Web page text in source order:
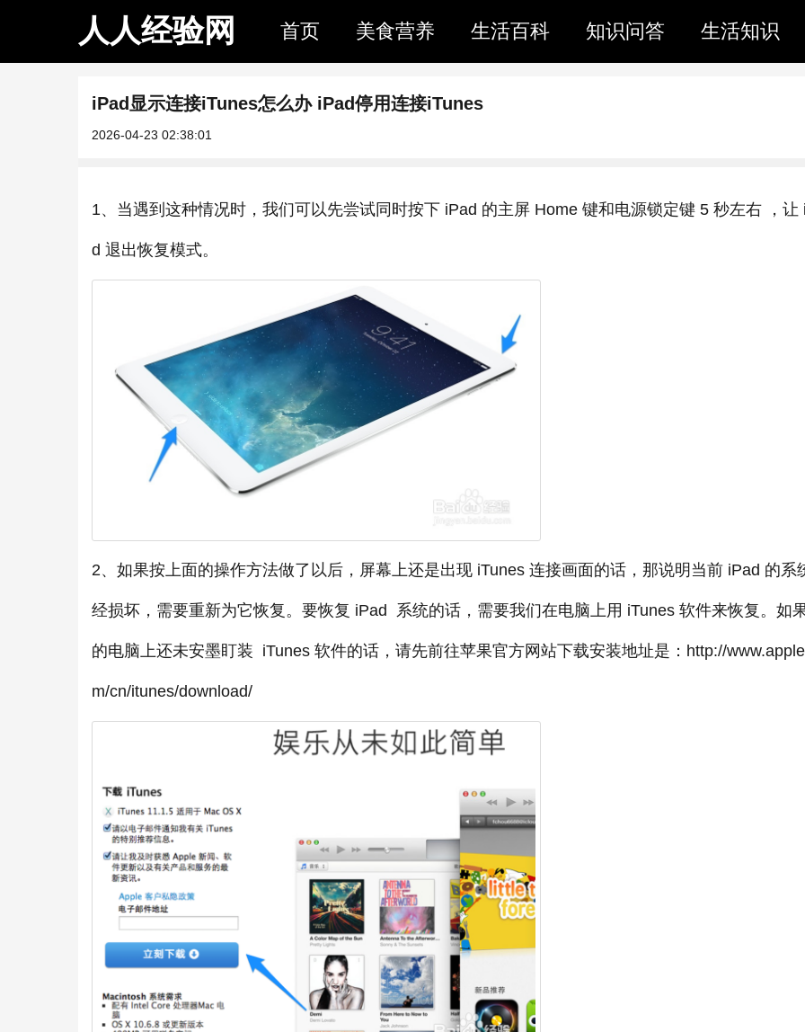
人人经验网 首页 美食营养 生活百科 知识问答 生活知识
iPad显示连接iTunes怎么办 iPad停用连接iTunes
2026-04-23 02:38:01
1、当遇到这种情况时，我们可以先尝试同时按下 iPad 的主屏 Home 键和电源锁定键 5 秒左右 ，让
d 退出恢复模式。
2、如果按上面的操作方法做了以后，屏幕上还是出现 iTunes 连接画面的话，那说明当前 iPad 的系
经损坏，需要重新为它恢复。要恢复 iPad 系统的话，需要我们在电脑上用 iTunes 软件来恢复。如
的电脑上还未安墨盯装 iTunes 软件的话，请先前往苹果官方网站下载安装地址是：http://
m/cn/itunes/download/